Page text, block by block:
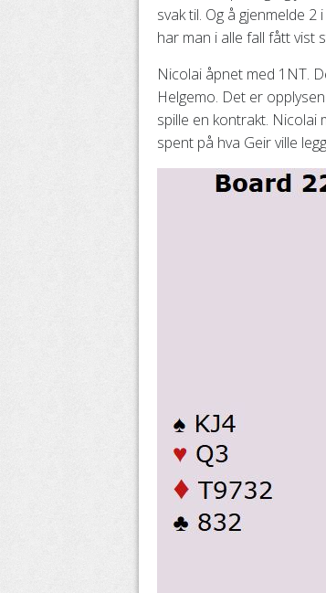
svak til. Og å gjenmelde
har man i alle fall fått vist
Nicolai åpnet med 1NT.
Helgemo. Det er
spille en kontrakt. Nicolai
spent på hva Geir ville